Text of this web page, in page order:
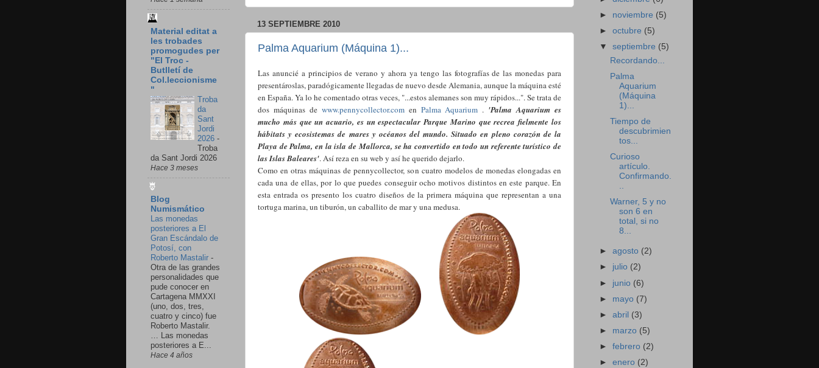
13 SEPTIEMBRE 2010
Palma Aquarium (Máquina 1)...
Las anuncié a principios de verano y ahora ya tengo las fotografías de las monedas para
presentároslas, paradógicamente llegadas de nuevo desde Alemania, aunque la máquina esté
en España. Ya lo he comentado otras veces, "...estos alemanes son muy rápidos...". Se trata de
dos máquinas de www.pennycollector.comen Palma Aquarium . 'Palma Aquarium es
mucho más que un acuario, es un espectacular Parque Marino que recrea fielmente los
hábitats y ecosistemas de mares y océanos del mundo. Situado en pleno corazón de la
Playa de Palma, en la isla de Mallorca, se ha convertido en todo un referente turístico de
las Islas Baleares'. Así reza en su web y así he querido dejarlo.
Como en otras máquinas de pennycollector, son cuatro modelos de monedas elongadas en
cada una de ellas, por lo que puedes conseguir ocho motivos distintos en este parque. En
esta entrada os presento los cuatro diseños de la primera máquina que representan a una
tortuga marina, un tiburón, un caballito de mar y una medusa.
Material editat a
les trobades
promogudes per
"El Troc -
Butlletí de
Col.leccionisme
"
Troba
da
Sant
Jordi
2026 -
Troba
da Sant Jordi 2026
Hace 3 meses
Blog
Numismático
Las monedas
posteriores a El
Gran Escándalo de
Potosí, con
Roberto Mastalir -
Otra de las grandes
personalidades que
pude conocer en
Cartagena MMXXI
(uno, dos, tres,
cuatro y cinco) fue
Roberto Mastalir.
… Las monedas
posteriores a E...
Hace 4 años
► noviembre (5)
►octubre (5)
▼septiembre (5)
Recordando...
Palma
Aquarium
(Máquina
1)...
Tiempo de
descubrimien
tos...
Curioso
artículo.
Confirmando.
..
Warner, 5 y no
son 6 en
total, si no
8...
►agosto (2)
► julio (2)
► junio (6)
► mayo (7)
►abril (3)
► marzo (5)
►febrero (2)
►enero (2)